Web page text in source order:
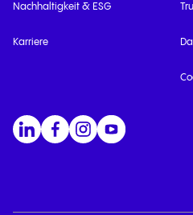
Nachhaltigkeit & ESG
Karriere